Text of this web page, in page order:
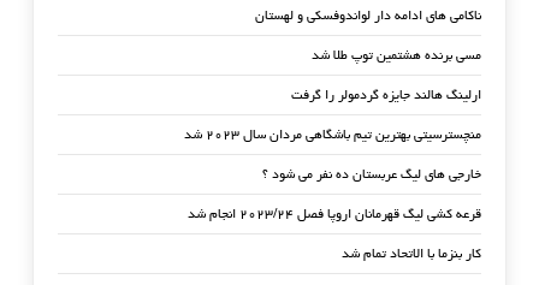
ناکامی های ادامه دار لواندوفسکی و لهستان
مسی برنده هشتمین توپ طلا شد
ارلینگ هالند جایزه گردمولر را گرفت
منچسترسیتی بهترین تیم باشگاهی مردان سال ۲۰۲۳ شد
خارجی های لیگ عربستان ده نفر می شود ؟
قرعه کشی لیگ قهرمانان اروپا فصل ۲۰۲۳/۲۴ انجام شد
کار بنزما با الاتحاد تمام شد